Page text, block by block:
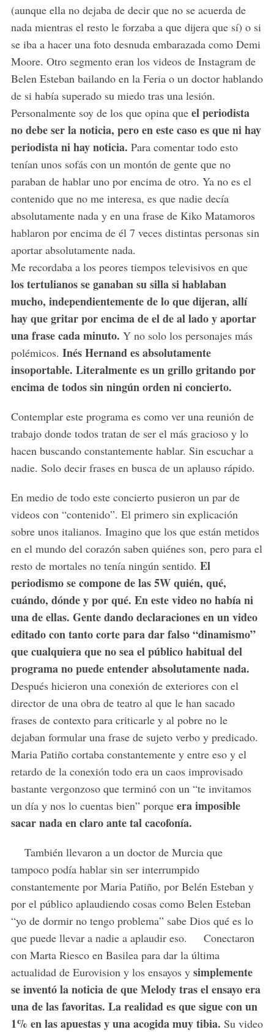
(aunque ella no dejaba de decir que no se acuerda de
nada mientras el resto le forzaba a que dijera que sí) o si
se iba a hacer una foto desnuda embarazada como Demi
Moore. Otro segmento eran los videos de Instagram de
Belen Esteban bailando en la Feria o un doctor hablando
de si había superado su miedo tras una lesión.
Personalmente soy de los que opina queel periodista
no debe ser la noticia, pero en este caso es que ni hay
periodista ni hay noticia. Para comentar todo esto
tenían unos sofás con un montón de gente que no
paraban de hablar uno por encima de otro. Ya no es el
contenido que no me interesa, es que nadie decía
absolutamente nada y en una frase de Kiko Matamoros
hablaron por encima de él 7 veces distintas personas sin
aportar absolutamente nada.
Me recordaba a los peores tiempos televisivos en que
los tertulianos se ganaban su silla si hablaban
mucho, independientemente de lo que dijeran, allí
hay que gritar por encima de el de al lado y aportar
una frase cada minuto. Y no solo los personajes más
polémicos. Inés Hernand es absolutamente
insoportable. Literalmente es un grillo gritando por
encima de todos sin ningún orden ni concierto.
Contemplar este programa es como ver una reunión de
trabajo donde todos tratan de ser el más gracioso y lo
hacen buscando constantemente hablar. Sin escuchar a
nadie. Solo decir frases en busca de un aplauso rápido.
En medio de todo este concierto pusieron un par de
videos con “contenido”. El primero sin explicación
sobre unos italianos. Imagino que los que están metidos
en el mundo del corazón saben quiénes son, pero para el
resto de mortales no tenía ningún sentido. El
periodismo se compone de las 5W quién, qué,
cuándo, dónde y por qué. En este video no había ni
una de ellas. Gente dando declaraciones en un video
editado con tanto corte para dar falso “dinamismo”
que cualquiera que no sea el público habitual del
programa no puede entender absolutamente nada.
Después hicieron una conexión de exteriores con el
director de una obra de teatro al que le han sacado
frases de contexto para criticarle y al pobre no le
dejaban formular una frase de sujeto verbo y predicado.
Maria Patiño cortaba constantemente y entre eso y el
retardo de la conexión todo era un caos improvisado
bastante vergonzoso que terminó con un “te invitamos
un día y nos lo cuentas bien” porqueera imposible
sacar nada en claro ante tal cacofonía.
También llevaron a un doctor de Murcia que
tampoco podía hablar sin ser interrumpido
constantemente por Maria Patiño, por Belén Esteban y
por el público aplaudiendo cosas como Belen Esteban
“yo de dormir no tengo problema” sabe Dios qué es lo
que puede llevar a nadie a aplaudir eso. Conectaron
con Marta Riesco en Basilea para dar la última
actualidad de Eurovision y los ensayos y simplemente
se inventó la noticia de que Melody tras el ensayo era
una de las favoritas. La realidad es que sigue con un
1% en las apuestas y una acogida muy tibia. Su video
S
r
c
h
r
: